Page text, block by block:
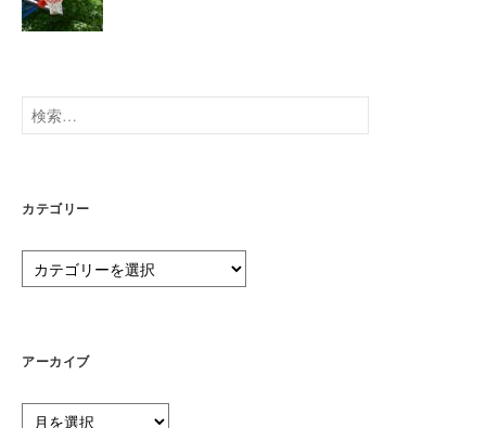
検
索:
カテゴリー
テ
ー
アーカイブ